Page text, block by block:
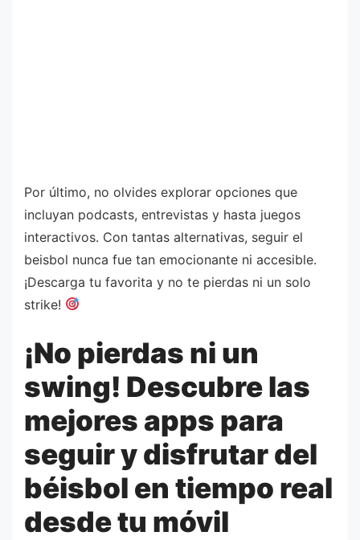
Por último, no olvides explorar opciones que
incluyan podcasts, entrevistas y hasta juegos
interactivos. Con tantas alternativas, seguir el
beisbol nunca fue tan emocionante ni accesible.
¡Descarga tu favorita y no te pierdas ni un solo
strike!
¡No pierdas ni un
swing! Descubre las
mejores apps para
seguir y disfrutar del
béisbol en tiempo real
desde tu móvil